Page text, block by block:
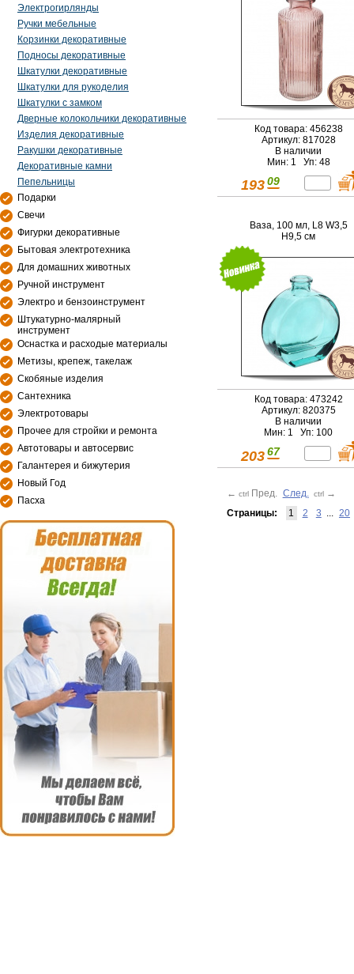
Электрогирлянды
Ручки мебельные
Корзинки декоративные
Подносы декоративные
Шкатулки декоративные
Шкатулки для рукоделия
Шкатулки с замком
Дверные колокольчики декоративные
Изделия декоративные
Ракушки декоративные
Декоративные камни
Пепельницы
Подарки
Свечи
Фигурки декоративные
Бытовая электротехника
Для домашних животных
Ручной инструмент
Электро и бензоинструмент
Штукатурно-малярный
инструмент
Оснастка и расходые материалы
Метизы, крепеж, такелаж
Скобяные изделия
Сантехника
Электротовары
Прочее для стройки и ремонта
Автотовары и автосервис
Галантерея и бижутерия
Новый Год
Пасха
Код товара: 456238
Артикул: 817028
В наличии
Мин: 1 Уп: 48
193 09
Ваза, 100 мл, L8 W3,5
H9,5 см
Код товара: 473242
Артикул: 820375
В наличии
Мин: 1 Уп: 100
203 67
← ctrl Пред. След. ctrl →
Страницы:
1 2 3 ... 20